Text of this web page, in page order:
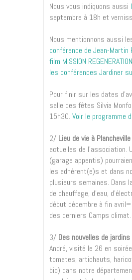
Nous vous indiquons aussi
septembre à 18h et
Nous mentionnons aussi
conférence de Jean-Martin
film MISSION
les conférences Jardiner
Pour finir sur les dates
salle des fêtes Silvia
15h30. Voir le programme
2/ Lieu de vie à Plancheville
actuelles de l’association.
(garage appentis)
les adhérent(e)s et dans
plusieurs semaines. Dans
de chauffage, d’eau,
début décembre à fin
des derniers Camps climat.
3/ Des nouvelles de
André, visité le 26 en
tomates, artichauts,
bio) dans notre